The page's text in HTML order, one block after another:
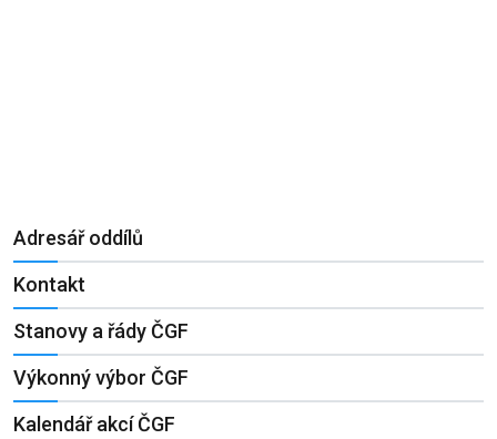
Adresář oddílů
Kontakt
Stanovy a řády ČGF
Výkonný výbor ČGF
Kalendář akcí ČGF